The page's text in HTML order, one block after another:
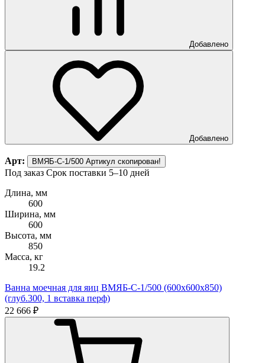
Добавлено
Добавлено
Арт: ВМЯБ-С-1/500 Артикул скопирован!
Под заказ Срок поставки 5–10 дней
Длина, мм
600
Ширина, мм
600
Высота, мм
850
Масса, кг
19.2
Ванна моечная для яиц ВМЯБ-С-1/500 (600х600х850)
(глуб.300, 1 вставка перф)
22 666 ₽